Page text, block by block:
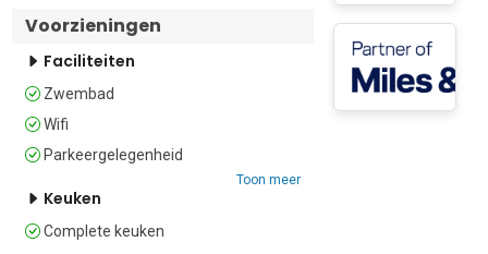
de kust van de Franse Rivièra.
geklimatiseerde interieurs, afgewerkt
met een smaakvolle, moderne
inrichting en hoogwaardige
voorzieningen. Buiten kunnen gasten
ontspannen bij het privézwembad,
het gemeubileerde terras met
Voorzieningen
Faciliteiten
Zwembad
Wifi
Parkeergelegenheid
Toon meer
Keuken
Complete keuken